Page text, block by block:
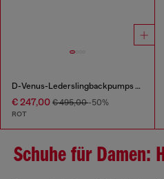
D-Venus-Lederslingbackpumps mit transparentem Einsatz
€ 247,00 € 495,00-50%
ROT
Schuhe für Damen: